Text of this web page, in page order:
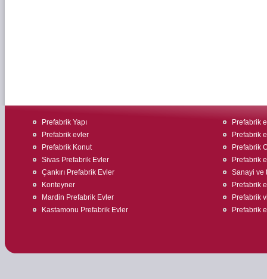
Prefabrik Yapı
Prefabrik evler
Prefabrik Konut
Sivas Prefabrik Evler
Çankırı Prefabrik Evler
Konteyner
Mardin Prefabrik Evler
Kastamonu Prefabrik Evler
Prefabrik
Prefabrik
Prefabrik
Prefabrik
Sanayi ve
Prefabrik
Prefabrik
Prefabrik